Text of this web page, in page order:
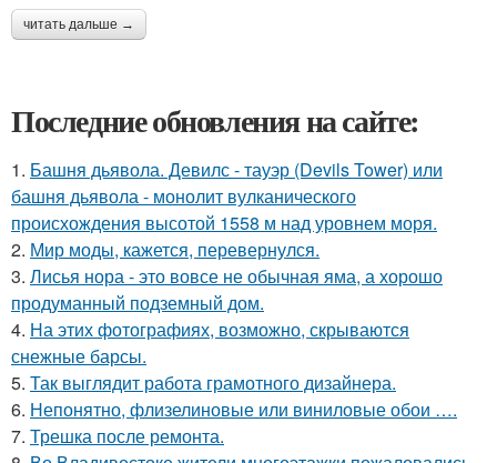
читать дальше →
Последние обновления на сайте:
1. Башня дьявола. Девилс - тауэр (Devils Tower) или
башня дьявола - монолит вулканического
происхождения высотой 1558 м над уровнем моря.
2. Мир моды, кажется, перевернулся.
3. Лисья нора - это вовсе не обычная яма, а хорошо
продуманный подземный дом.
4. На этих фотографиях, возможно, скрываются
снежные барсы.
5. Так выглядит работа грамотного дизайнера.
6. Непонятно, флизелиновые или виниловые обои ….
7. Трешка после ремонта.